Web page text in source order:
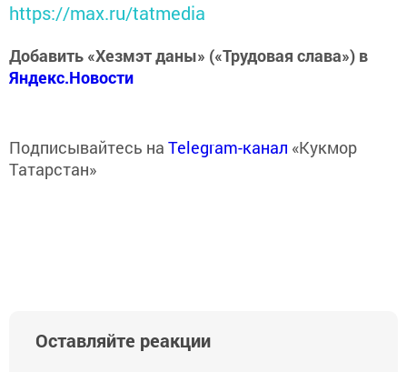
https://max.ru/tatmedia
Добавить «Хезмэт даны» («Трудовая слава») в
Яндекс.Новости
Подписывайтесь на Telegram-канал «Кукмор
Татарстан»
Оставляйте реакции